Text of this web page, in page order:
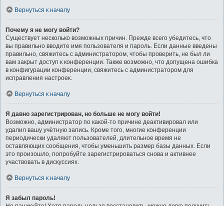
Вернуться к началу
Почему я не могу войти?
Существует несколько возможных причин. Прежде всего убедитесь, что
вы правильно вводите имя пользователя и пароль. Если данные введены
правильно, свяжитесь с администратором, чтобы проверить, не был ли
вам закрыт доступ к конференции. Также возможно, что допущена ошибка
в конфигурации конференции, свяжитесь с администратором для
исправления настроек.
Вернуться к началу
Я давно зарегистрирован, но больше не могу войти!
Возможно, администратор по какой-то причине деактивировал или
удалил вашу учётную запись. Кроме того, многие конференции
периодически удаляют пользователей, длительное время не
оставляющих сообщения, чтобы уменьшить размер базы данных. Если
это произошло, попробуйте зарегистрироваться снова и активнее
участвовать в дискуссиях.
Вернуться к началу
Я забыл пароль!